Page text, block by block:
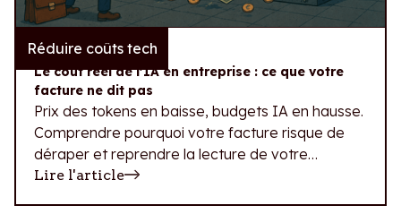
Réduire coûts tech
23.07.2026
Le coût réel de l'IA en entreprise : ce que votre
facture ne dit pas
Prix des tokens en baisse, budgets IA en hausse.
Comprendre pourquoi votre facture risque de
déraper et reprendre la lecture de votre
dépense IA.
Lire l'article